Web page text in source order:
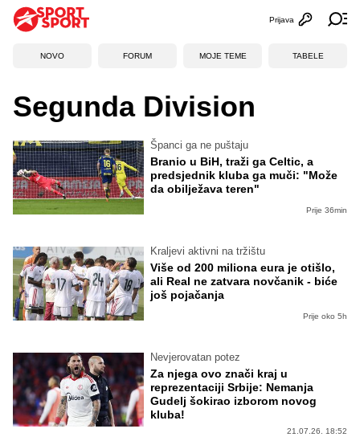
Otvori
Prijava
NOVO FORUM MOJE TEME TABELE
Segunda Division
Španci ga ne puštaju
Branio u BiH, traži ga Celtic, a
predsjednik kluba ga muči: "Može
da obilježava teren"
Prije 36min
Kraljevi aktivni na tržištu
Više od 200 miliona eura je otišlo,
ali Real ne zatvara novčanik - biće
još pojačanja
Prije oko 5h
Nevjerovatan potez
Za njega ovo znači kraj u
reprezentaciji Srbije: Nemanja
Gudelj šokirao izborom novog
kluba!
21.07.26. 18:52